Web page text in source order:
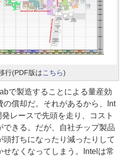
行(PDF版はこちら)
で製造することによる量産効
償却だ。それがあるから、Int
レースで先頭を走り、コスト
きる。だが、自社チップ製品
打ちになったり減ったりして
なくなってしまう。Intelは常